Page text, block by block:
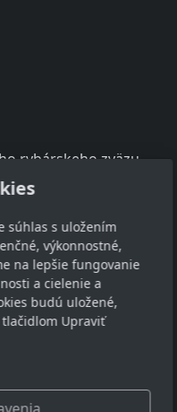
rybárskeho zväzu
súhlas s uložením
výkonnostné,
na lepšie fungovanie
a cielenie a
budú uložené,
Upraviť